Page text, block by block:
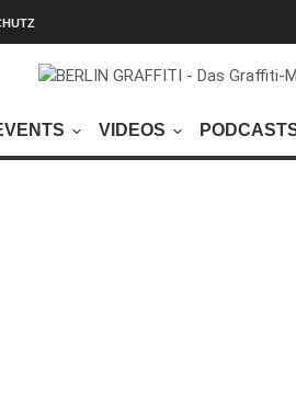
VIDEOS